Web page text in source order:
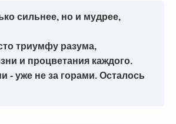
сильнее, но и мудрее,
триумфу разума,
и процветания каждого.
- уже не за горами. Осталось